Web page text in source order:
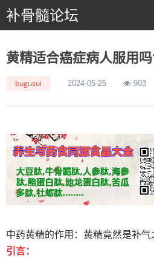
补骨髓论坛
黄精适合癌症病人服用
bugusui 2024-05-25 903
中药黄精的作用：黄精竟然是补气
引言：